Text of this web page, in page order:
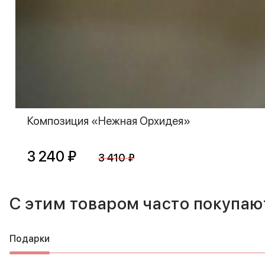
Композиция «Нежная Орхидея»
3 240 ₽ 3 410 ₽
С этим товаром часто
Подарки